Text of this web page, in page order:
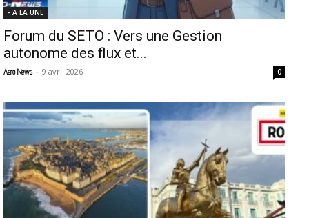
- A LA UNE
Forum du SETO : Vers une Gestion
autonome des flux et...
Aero News - 9 avril 2026 0